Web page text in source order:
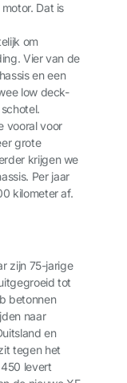
Dat is
om
Vier van de
en een
low deck-
vooral voor
grote
krijgen we
Per jaar
kilometer af.
zijn 75-jarige
tot
betonnen
naar
en
tegen het
levert